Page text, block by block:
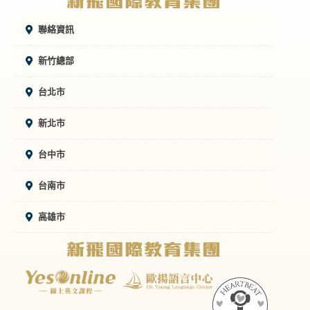
聯絡資訊
新竹總部
台北市
新北市
台中市
台南市
高雄市